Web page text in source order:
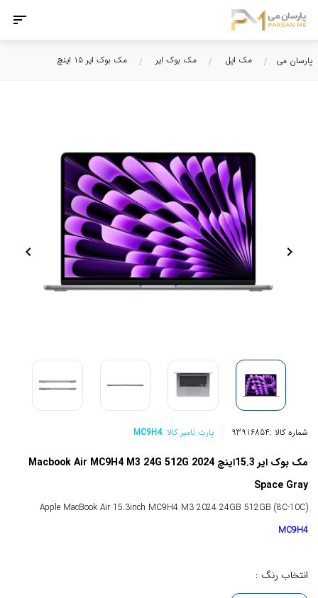
پارسان می مک اپل مک بوک ایر مک بوک ایر ۱۵ اینچ
chevron_right
chevron_left
شماره کالا :93916854 پارت نامبر کالا :MC9H4
مک بوک ایر 15.3اینچ Macbook Air MC9H4 M3 24G 512G 2024
Space Gray
Apple MacBook Air 15.3inch MC9H4 M3 2024 24GB 512GB (8C-10C)
MC9H4
انتخاب رنگ :